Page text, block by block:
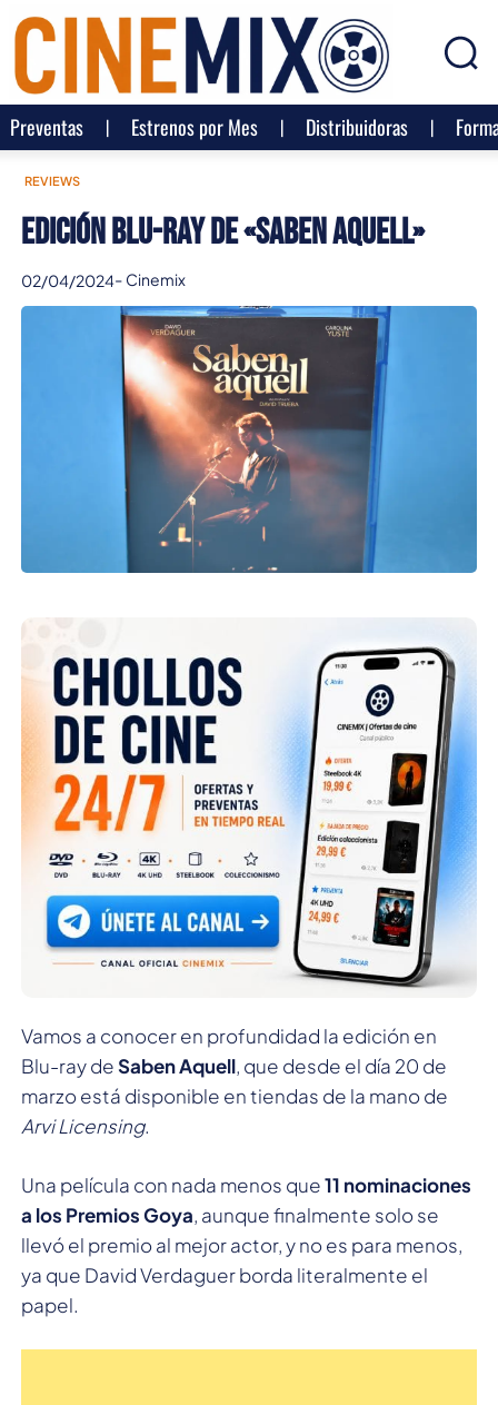
Preventas Estrenos por Mes Distribuidoras
REVIEWS
Edición Blu-ray de «Saben Aquell»
02/04/2024- Cinemix
Vamos a conocer en profundidad la edición en
Blu-ray deSaben Aquell, que desde el día 20 de
marzo está disponible en tiendas de la mano de
Arvi Licensing.
Una película con nada menos que11 nominaciones
a los Premios Goya, aunque finalmente solo se
llevó el premio al mejor actor, y no es para menos,
ya que David Verdaguer borda literalmente el
papel.